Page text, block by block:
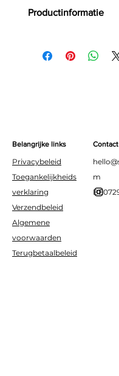
voor verjaardagen,
Productinformatie
Grootte: 72 cm
Materiaal:
Belangrijke links
Privacybeleid
Toegankelijkheids
verklaring
Verzendbeleid
Algemene
voorwaarden
Terugbetaalbeleid
Contact
m